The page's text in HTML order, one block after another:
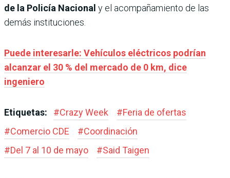
de la Policía Nacional y el acompañamiento de las
demás instituciones.
Puede interesarle: Vehículos eléctricos podrían
alcanzar el 30 % del mercado de 0 km, dice
ingeniero
Etiquetas: #Crazy Week #Feria de ofertas
#Comercio CDE #Coordinación
#Del 7 al 10 de mayo #Said Taigen